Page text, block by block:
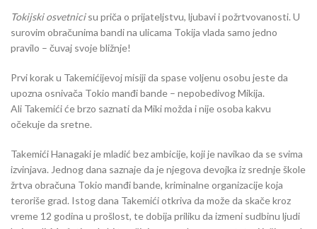
Tokijski osvetnicisu priča o prijateljstvu, ljubavi i požrtvovanosti. U
surovim obračunima bandi na ulicama Tokija vlada samo jedno
pravilo – čuvaj svoje bližnje!
Prvi korak u Takemićijevoj misiji da spase voljenu osobu jeste da
upozna osnivača Tokio manđi bande – nepobedivog Mikija.
Ali Takemići će brzo saznati da Miki možda i nije osoba kakvu
očekuje da sretne.
Takemići Hanagaki je mladić bez ambicije, koji je navikao da se svima
izvinjava. Jednog dana saznaje da je njegova devojka iz srednje škole
žrtva obračuna Tokio manđi bande, kriminalne organizacije koja
teroriše grad. Istog dana Takemići otkriva da može da skače kroz
vreme 12 godina u prošlost, te dobija priliku da izmeni sudbinu ljudi